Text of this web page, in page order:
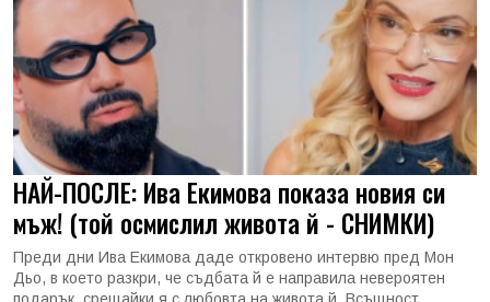
НАЙ-ПОСЛЕ: Ива Екимова показа новия си
мъж! (той осмислил живота й - СНИМКИ)
Преди дни Ива Екимова даде откровено интервю пред Мон
Дьо, в което разкри, че съдбата й е направила невероятен